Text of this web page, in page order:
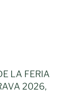
LA FERIA
2026,